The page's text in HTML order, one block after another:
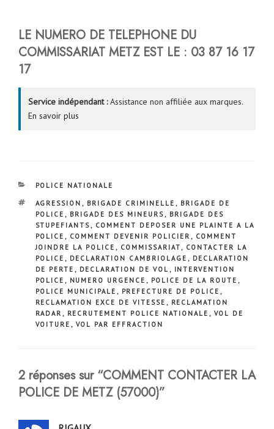
LE NUMERO DE TELEPHONE DU
COMMISSARIAT METZ EST LE : 03 87 16 17
17
Service indépendant :Assistance non affiliée aux marques.
En savoir plus
CATÉGORIES
POLICE NATIONALE
ÉTIQUETTES
AGRESSION , BRIGADE CRIMINELLE , BRIGADE DE
POLICE , BRIGADE DES MINEURS, BRIGADE DES
STUPEFIANTS, COMMENT DEPOSER UNE PLAINTE A LA
POLICE , COMMENT DEVENIR POLICIER , COMMENT
JOINDRE LA POLICE , COMMISSARIAT, CONTACTER LA
POLICE , DECLARATION CAMBRIOLAGE , DECLARATION
DE PERTE , DECLARATION DE VOL , INTERVENTION
POLICE , NUMERO URGENCE , POLICE DE LA ROUTE ,
POLICE MUNICIPALE , PREFECTURE DE POLICE ,
RECLAMATION EXCE DE VITESSE , RECLAMATION
RADAR , RECRUTEMENT POLICE NATIONALE , VOL DE
VOITURE , VOL PAR EFFRACTION
2 réponses sur “COMMENT CONTACTER LA
POLICE DE METZ (57000)”